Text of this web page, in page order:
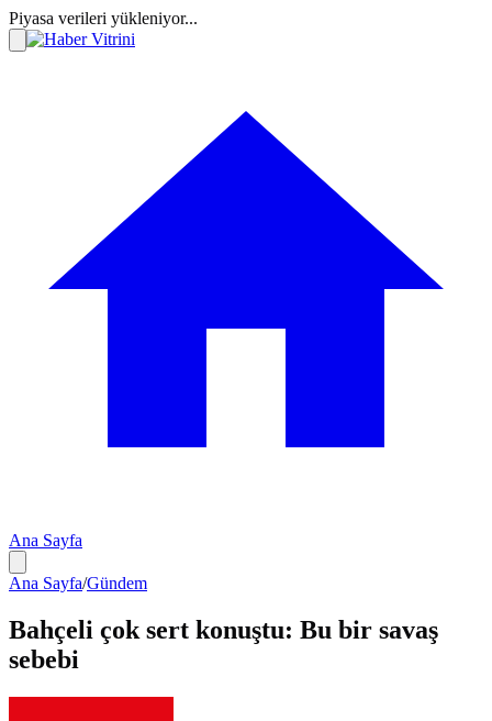
Piyasa verileri yükleniyor...
Ana Sayfa
Ana Sayfa/Gündem
Bahçeli çok sert konuştu: Bu bir savaş
sebebi